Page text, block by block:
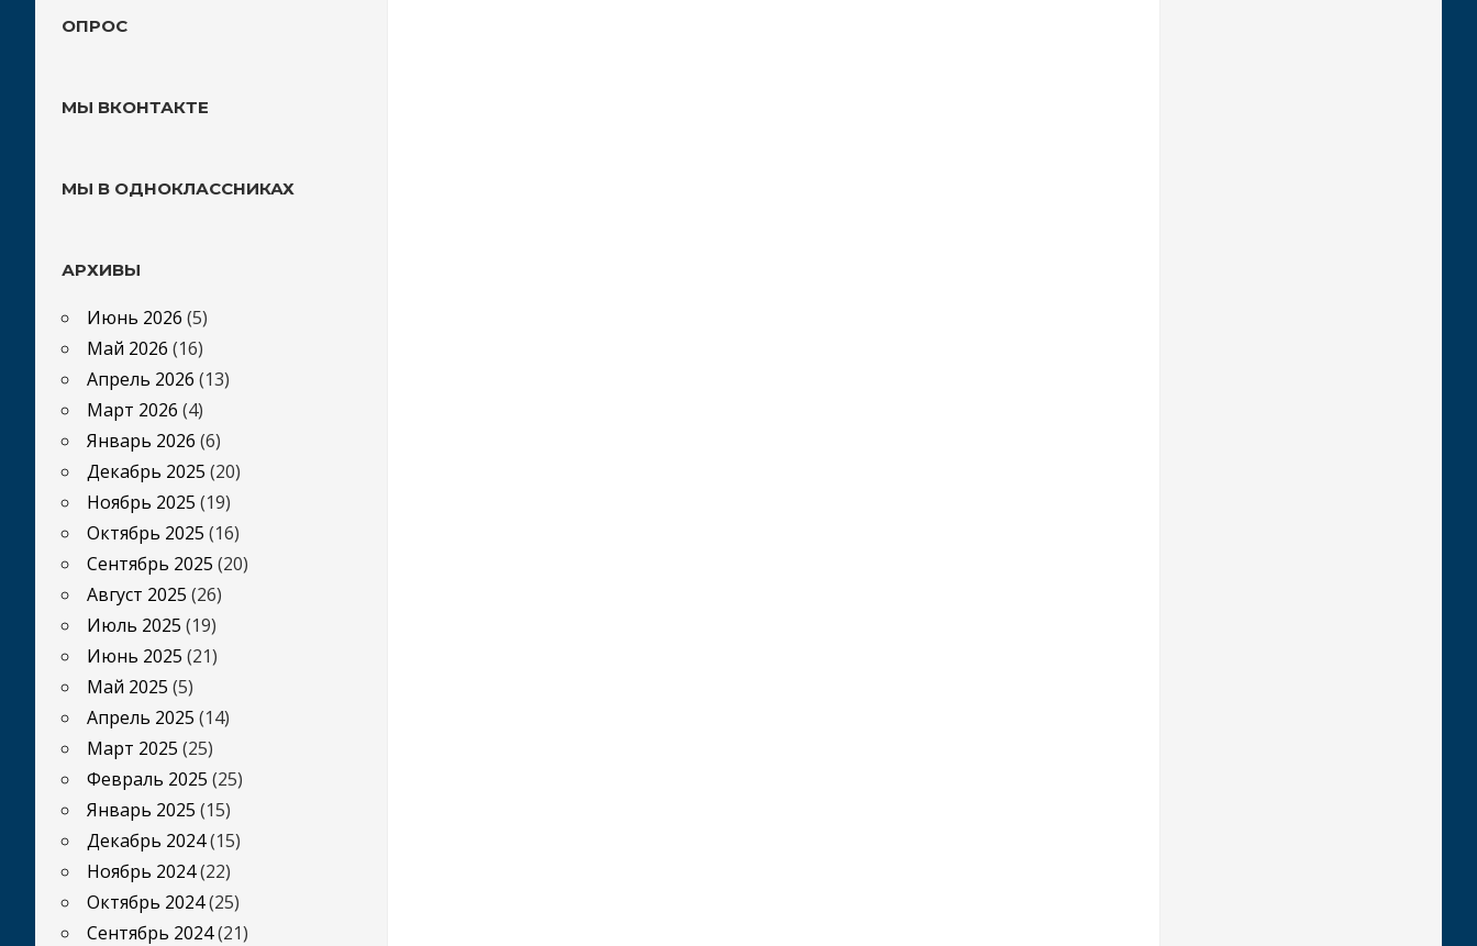
ОПРОС
МЫ ВКОНТАКТЕ
МЫ В ОДНОКЛАССНИКАХ
АРХИВЫ
Июнь 2026 (5)
Май 2026 (16)
Апрель 2026 (13)
Март 2026 (4)
Январь 2026 (6)
Декабрь 2025 (20)
Ноябрь 2025 (19)
Октябрь 2025 (16)
Сентябрь 2025 (20)
Август 2025 (26)
Июль 2025 (19)
Июнь 2025 (21)
Май 2025 (5)
Апрель 2025 (14)
Март 2025 (25)
Февраль 2025 (25)
Январь 2025 (15)
Декабрь 2024(15)
Ноябрь 2024(22)
Октябрь 2024(25)
Сентябрь 2024(21)